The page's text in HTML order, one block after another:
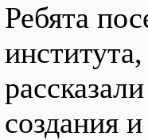
Ребята
создания